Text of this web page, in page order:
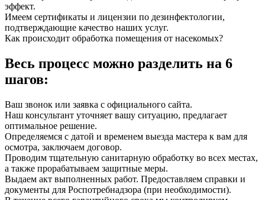
эффект.
Имеем сертификаты и лицензии по дезинфектологии,
подтверждающие качество наших услуг.
Как происходит обработка помещения от насекомых?
Весь процесс можно разделить на 6
шагов:
Ваш звонок или заявка с официального сайта.
Наш консультант уточняет вашу ситуацию, предлагает
оптимальное решение.
Определяемся с датой и временем выезда мастера к вам для
осмотра, заключаем договор.
Проводим тщательную санитарную обработку во всех местах,
а также прорабатываем защитные меры.
Выдаем акт выполненных работ. Предоставляем справки и
документы для Роспотребнадзора (при необходимости).